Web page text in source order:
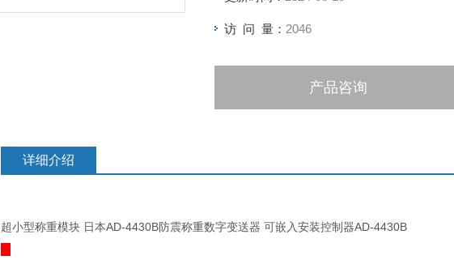
访 问 量： 2046
产品咨询
详细介绍
超小型称重模块 日本AD-4430B防震称重数字变送器 可嵌入安装控制器AD-4430B
: :